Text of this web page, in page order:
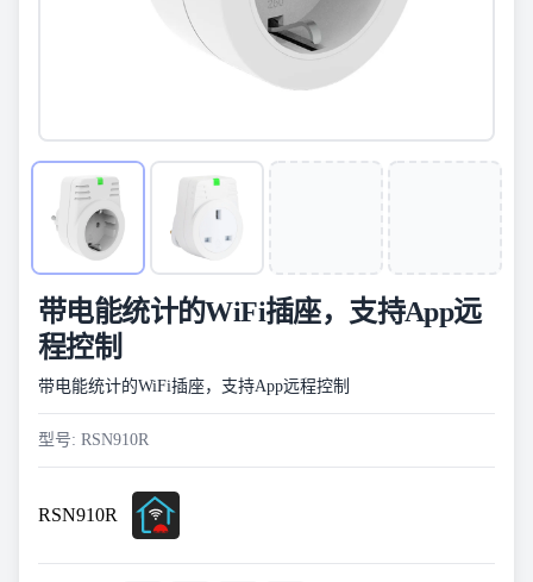
带电能统计的WiFi插座，支持App远
程控制
带电能统计的WiFi插座，支持App远程控制
型号: RSN910R
RSN910R